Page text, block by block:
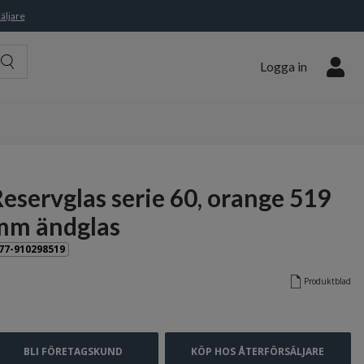
Logga in
serie 60, orange 519
ändglas
910298519
Produktblad
BLI FÖRETAGSKUND KÖP HOS ÅTERFÖRSÄLJARE